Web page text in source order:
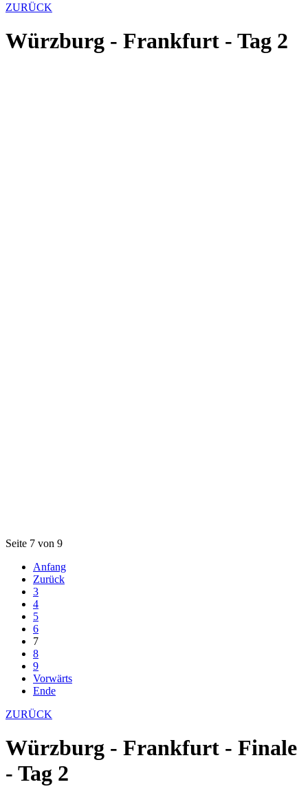
ZURÜCK
Würzburg - Frankfurt - Tag 2
Seite 7 von 9
Anfang
Zurück
3
4
5
6
7
8
9
Vorwärts
Ende
ZURÜCK
Würzburg - Frankfurt - Finale
- Tag 2